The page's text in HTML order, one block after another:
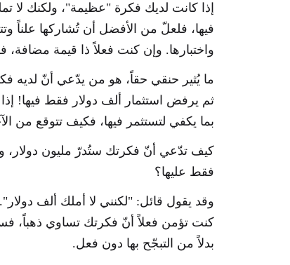
إذا كانت لديك فكرة "عظيمة"، ولكنك لا
فيها، فلعلّ من الأفضل أن تُشاركها علناً
واختبارها. وإن كنت فعلاً ذا قيمة مضافة،
ما يُثير حنقي حقاً، هو من يدّعي أنّ لديه
ثم يرفض استثمار ألف دولار فقط فيها!
بما يكفي لتستثمر فيها، فكيف تتوقع من
كيف تدّعي أنّ فكرتك ستُدرّ مليون دولار،
فقط عليها؟
وقد يقول قائل: "لكنني لا أملك ألف
كنت تؤمن فعلاً أنّ فكرتك تساوي ذهباً،
بدلاً من التبجّح بها دون فعل.